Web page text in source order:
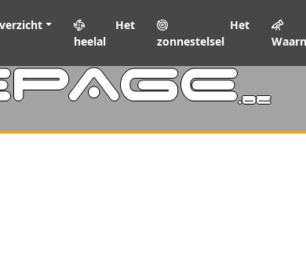
Het
heelal
Het
zonnestelsel
.be